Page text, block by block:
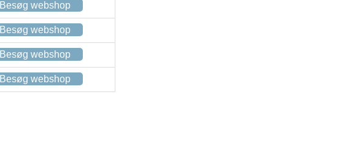
Besøg webshop
Besøg webshop
Besøg webshop
Besøg webshop